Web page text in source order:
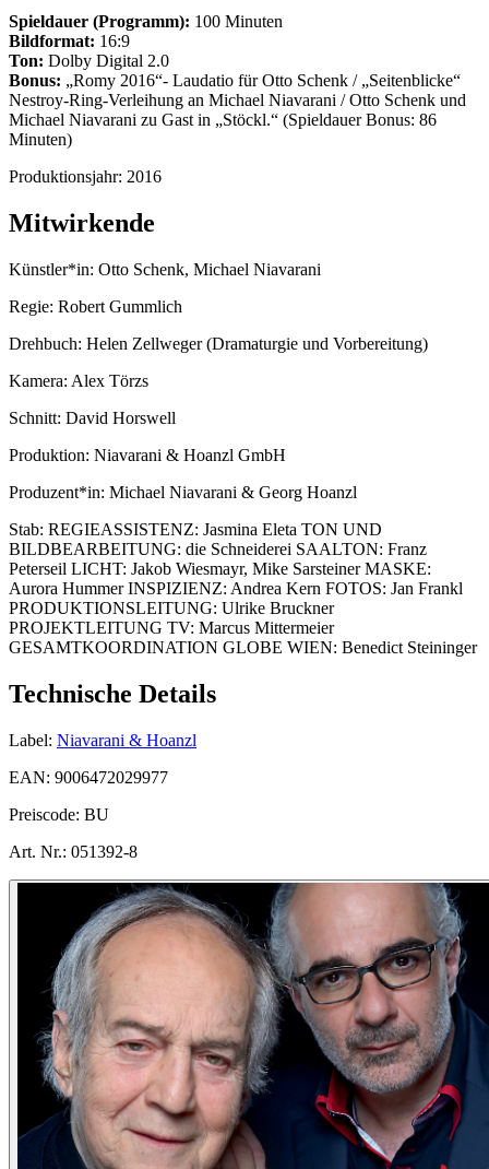
Spieldauer (Programm): 100 Minuten
Bildformat: 16:9
Ton: Dolby Digital 2.0
Bonus: „Romy 2016“- Laudatio für Otto Schenk / „Seitenblicke“
Nestroy-Ring-Verleihung an Michael Niavarani / Otto Schenk und
Michael Niavarani zu Gast in „Stöckl.“ (Spieldauer Bonus: 86
Minuten)
Produktionsjahr: 2016
Mitwirkende
Künstler*in: Otto Schenk, Michael Niavarani
Regie: Robert Gummlich
Drehbuch: Helen Zellweger (Dramaturgie und Vorbereitung)
Kamera: Alex Törzs
Schnitt: David Horswell
Produktion: Niavarani & Hoanzl GmbH
Produzent*in: Michael Niavarani & Georg Hoanzl
Stab: REGIEASSISTENZ: Jasmina Eleta TON UND
BILDBEARBEITUNG: die Schneiderei SAALTON: Franz
Peterseil LICHT: Jakob Wiesmayr, Mike Sarsteiner MASKE:
Aurora Hummer INSPIZIENZ: Andrea Kern FOTOS: Jan Frankl
PRODUKTIONSLEITUNG: Ulrike Bruckner
PROJEKTLEITUNG TV: Marcus Mittermeier
GESAMTKOORDINATION GLOBE WIEN: Benedict Steininger
Technische Details
Label: Niavarani & Hoanzl
EAN: 9006472029977
Preiscode: BU
Art. Nr.: 051392-8